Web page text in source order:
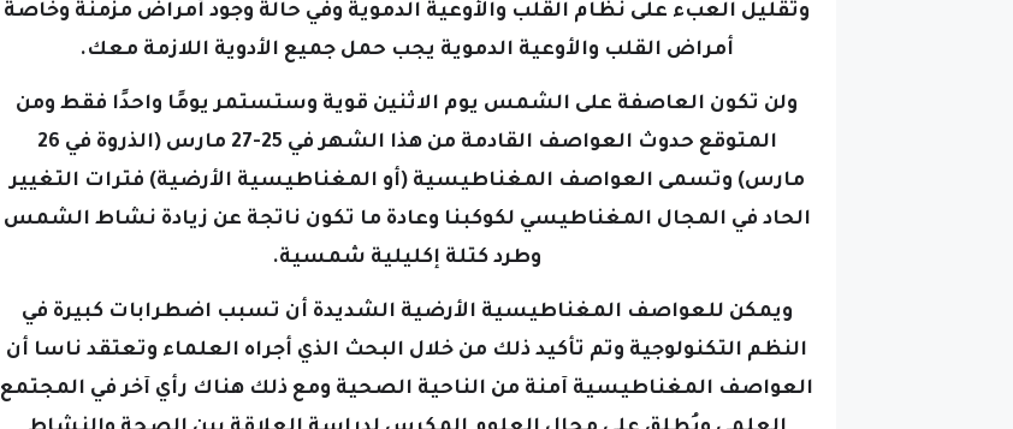
وتقليل العبء على نظام القلب والأوعية الدموية وفي حالة وجود أمراض مزمنة وخاصة
أمراض القلب والأوعية الدموية يجب حمل جميع الأدوية اللازمة معك.
ولن تكون العاصفة على الشمس يوم الاثنين قوية وستستمر يومًا واحدًا فقط ومن
المتوقع حدوث العواصف القادمة من هذا الشهر في 25-27 مارس (الذروة في 26
مارس) وتسمى العواصف المغناطيسية (أو المغناطيسية الأرضية) فترات التغيير
الحاد في المجال المغناطيسي لكوكبنا وعادة ما تكون ناتجة عن زيادة نشاط الشمس
وطرد كتلة إكليلية شمسية.
ويمكن للعواصف المغناطيسية الأرضية الشديدة أن تسبب اضطرابات كبيرة في
النظم التكنولوجية وتم تأكيد ذلك من خلال البحث الذي أجراه العلماء وتعتقد ناسا أن
العواصف المغناطيسية آمنة من الناحية الصحية ومع ذلك هناك رأي آخر في المجتمع